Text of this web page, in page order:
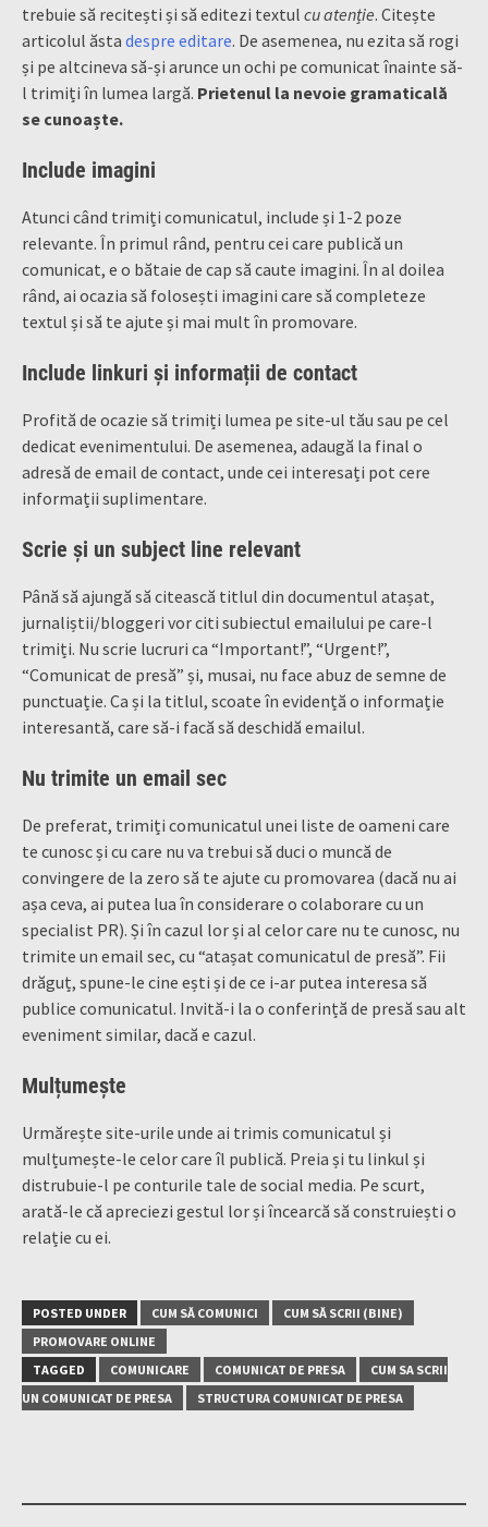
trebuie să recitești și să editezi textul cu atenție. Citește
articolul ăsta despre editare. De asemenea, nu ezita să rogi
și pe altcineva să-și arunce un ochi pe comunicat înainte să-
l trimiți în lumea largă. Prietenul la nevoie gramaticală
se cunoaște.
Include imagini
Atunci când trimiți comunicatul, include și 1-2 poze
relevante. În primul rând, pentru cei care publică un
comunicat, e o bătaie de cap să caute imagini. În al doilea
rând, ai ocazia să folosești imagini care să completeze
textul și să te ajute și mai mult în promovare.
Include linkuri și informații de contact
Profită de ocazie să trimiți lumea pe site-ul tău sau pe cel
dedicat evenimentului. De asemenea, adaugă la final o
adresă de email de contact, unde cei interesați pot cere
informații suplimentare.
Scrie și un subject line relevant
Până să ajungă să citească titlul din documentul atașat,
jurnaliștii/bloggeri vor citi subiectul emailului pe care-l
trimiți. Nu scrie lucruri ca “Important!”, “Urgent!”,
“Comunicat de presă” și, musai, nu face abuz de semne de
punctuație. Ca și la titlul, scoate în evidență o informație
interesantă, care să-i facă să deschidă emailul.
Nu trimite un email sec
De preferat, trimiți comunicatul unei liste de oameni care
te cunosc și cu care nu va trebui să duci o muncă de
convingere de la zero să te ajute cu promovarea (dacă nu ai
așa ceva, ai putea lua în considerare o colaborare cu un
specialist PR). Și în cazul lor și al celor care nu te cunosc, nu
trimite un email sec, cu “atașat comunicatul de presă”. Fii
drăguț, spune-le cine ești și de ce i-ar putea interesa să
publice comunicatul. Invită-i la o conferință de presă sau alt
eveniment similar, dacă e cazul.
Mulțumește
Urmărește site-urile unde ai trimis comunicatul și
mulțumește-le celor care îl publică. Preia și tu linkul și
distrubuie-l pe conturile tale de social media. Pe scurt,
arată-le că apreciezi gestul lor și încearcă să construiești o
relație cu ei.
POSTED UNDER CUM SĂ COMUNICI
CUM SĂ SCRII (BINE)
PROMOVARE ONLINE
TAGGED
COMUNICARE COMUNICAT DE PRESA
CUM SA SCRII
UN COMUNICAT DE PRESA
STRUCTURA COMUNICAT DE PRESA